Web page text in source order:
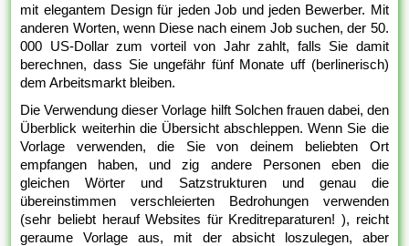
mit elegantem Design für jeden Job und jeden Bewerber. Mit
anderen Worten, wenn Diese nach einem Job suchen, der 50.
000 US-Dollar zum vorteil von Jahr zahlt, falls Sie damit
berechnen, dass Sie ungefähr fünf Monate uff (berlinerisch)
dem Arbeitsmarkt bleiben.
Die Verwendung dieser Vorlage hilft Solchen frauen dabei, den
Überblick weiterhin die Übersicht abschleppen. Wenn Sie die
Vorlage verwenden, die Sie von deinem beliebten Ort
empfangen haben, und zig andere Personen eben die
gleichen Wörter und Satzstrukturen und genau die
übereinstimmen verschleierten Bedrohungen verwenden
(sehr beliebt herauf Websites für Kreditreparaturen! ), reicht
geraume Vorlage aus, mit der absicht loszulegen, aber